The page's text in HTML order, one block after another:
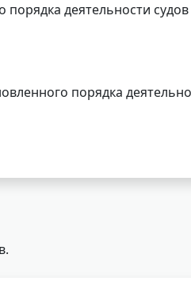
деятельности судов
порядка